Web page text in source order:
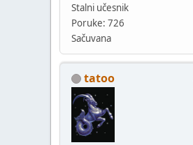
Stalni učesnik
Poruke: 726
Sačuvana
tatoo